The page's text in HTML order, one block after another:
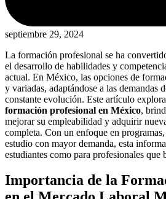
septiembre 29, 2024
La formación profesional se ha
el desarrollo de habilidades y
actual. En México, las opciones de
y variadas, adaptándose a las demandas
constante evolución. Este artículo
formación profesional en México,
mejorar su empleabilidad y adquirir
completa. Con un enfoque en
estudio con mayor demanda, esta
estudiantes como para profesionales que
Importancia de la